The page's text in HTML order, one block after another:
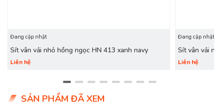
Đang cập nhật
Sít vân vải nhỏ hồng ngọc HN 413 xanh navy
Liên hệ
Đang cập nhật
Sít vân vải
Liên hệ
SẢN PHẨM ĐÃ XEM